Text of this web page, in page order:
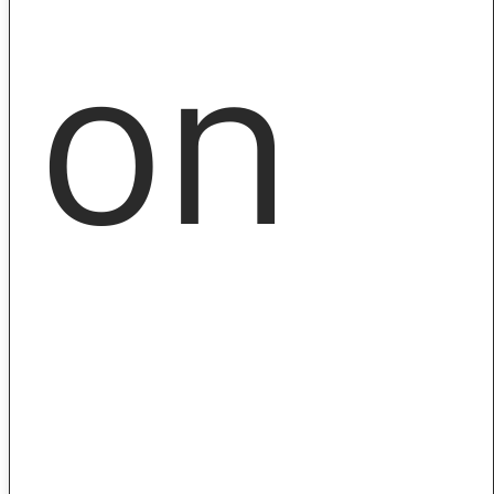
on
CE